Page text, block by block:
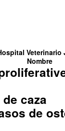
Veterinario
Nombre
caza
de